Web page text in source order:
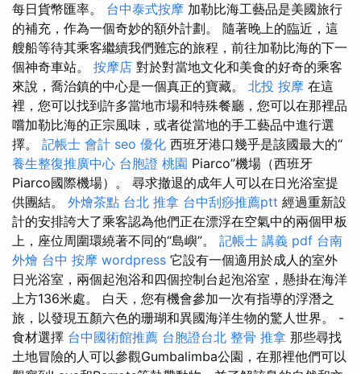
每日貨幣匯率。 台中泰式按摩 加勒比海工藝品是美國旅行
的補充，作為一個奇妙的額外計劃。 隨著晚上的臨近，這
艘船等待其乘客繼續我們難忘的旅程，前往加勒比海的下一
個神奇車站。 按摩店 對於對當地文化和美食的好奇的乘客
來說，喬治鎮的中心是一個真正的寶藏。 北投 按摩 在這
裡，您可以找到許多當地市場和特殊餐廳，您可以在那裡品
嚐加勒比海的正宗風味，或者從當地的手工藝品中進行選
擇。 記帳士 會計 seo 優化 西班牙港口幾乎是該國最大的“
養生整復推廣中心 台胞證 桃園 Piarco”機場（西班牙
Piarco國際機場）。 尋求撤退的成年人可以在日光浴室提
供團結。 外燴茶點 台北 推拿 台中刮痧推薦ptt 經過重新設
計的安排誇大了乘客認為他們正在漂浮在空氣中的兩個甲板
上，座位周圍環繞著不同的“島嶼”。 記帳士 講義 pdf 台南
外燴 台中 按摩 wordpress 它設有一個適用於成人的室外
日光浴室，兩個起泡浴和四個控制台起泡浴室，懸掛在海洋
上方136米處。 白天，您有機會參加一次有指導的浮潛之
旅，以發現五顏六色的珊瑚和異國海洋生物的驚人世界。 -
食材選擇 台中國術館推薦 台胞證台北 整骨 推拿 那些尋找
土地冒險的人可以參觀Gumbalimba公園，在那裡他們可以